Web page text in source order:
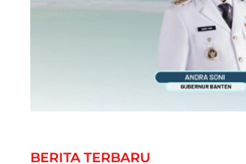
BERITA TERBARU